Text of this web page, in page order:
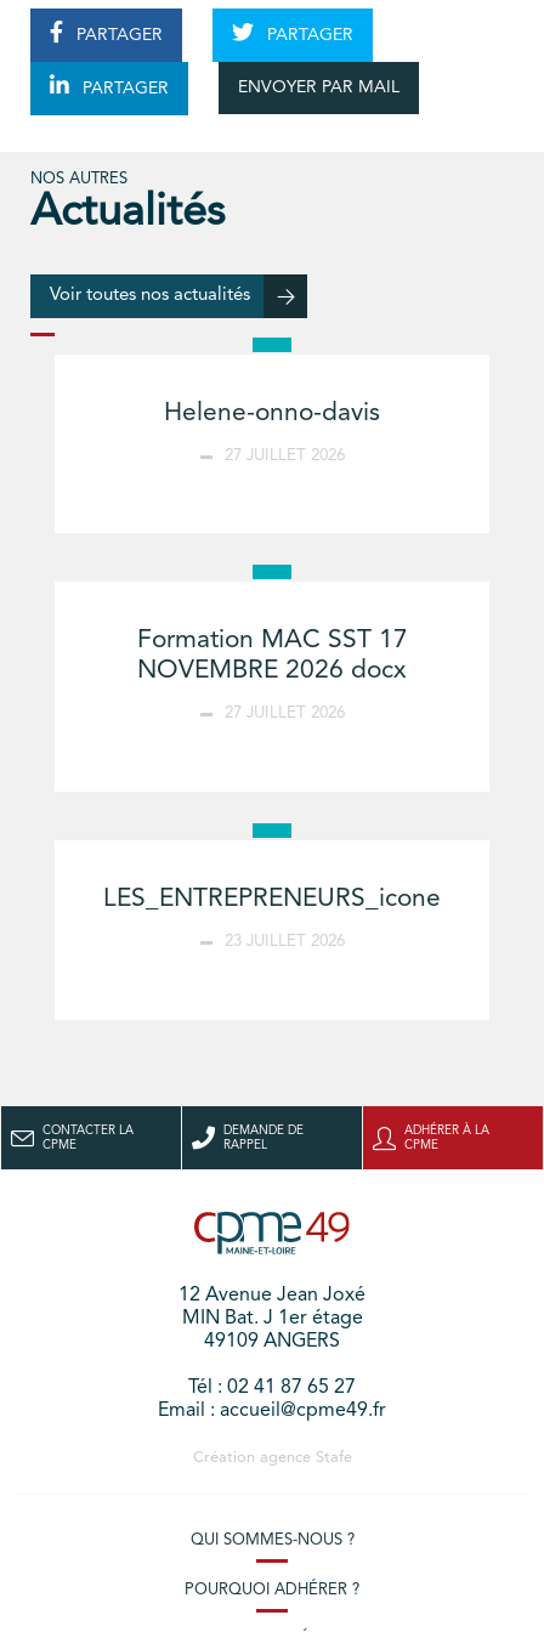
PARTAGER PARTAGER
PARTAGER ENVOYER PAR MAIL
NOS AUTRES
Actualités
Voir toutes nos actualités
Helene-onno-davis
27 JUILLET 2026
Formation MAC SST 17
NOVEMBRE 2026 docx
27 JUILLET 2026
LES_ENTREPRENEURS_icone
23 JUILLET 2026
CONTACTER LA
CPME
DEMANDE DE
RAPPEL
ADHÉRER À LA
CPME
12 Avenue Jean Joxé
MIN Bat. J 1er étage
49109 ANGERS
Tél : 02 41 87 65 27
Email : accueil@cpme49.fr
Création agence Stafe
QUI SOMMES-NOUS ?
POURQUOI ADHÉRER ?